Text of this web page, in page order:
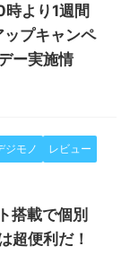
より1週間
ップキャンペ
ー実施情
ジモノ レビュー
搭載で個別
超便利だ！